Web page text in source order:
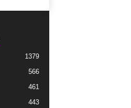
1379
566
461
443